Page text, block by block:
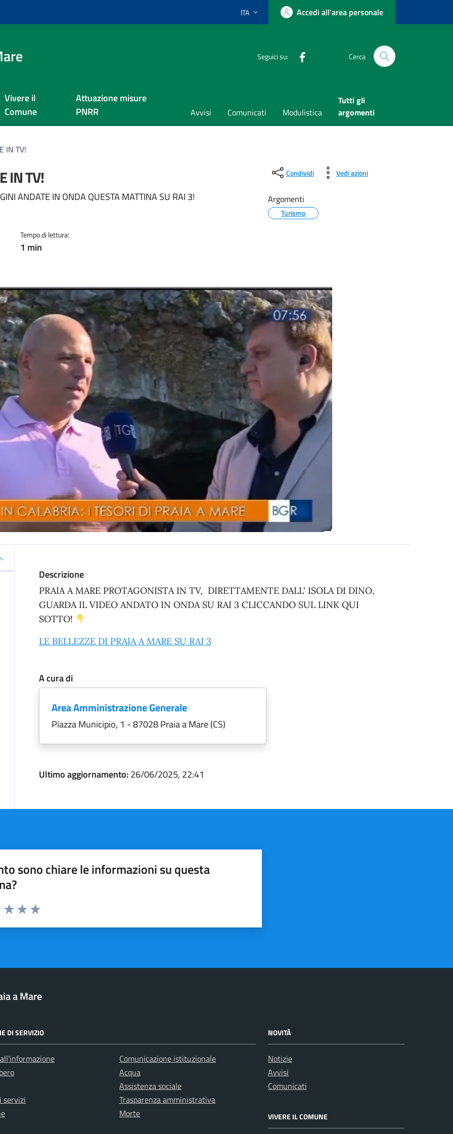
Lingua attiva:
ITA Accedi all'area personale
Seguici su: Cerca
Vivere il
Comune
Attuazione misure
PNRR
Avvisi Comunicati Modulistica
Tutti gli
argomenti
IN TV!
IN TV!
ANDATE IN ONDA QUESTA MATTINA SU RAI 3!
Tempo di lettura:
1 min
Condividi Vedi azioni
Argomenti
Turismo
Descrizione
PRAIA A MARE PROTAGONISTA IN TV, DIRETTAMENTE DALL' ISOLA DI DINO,
GUARDA IL VIDEO ANDATO IN ONDA SU RAI 3 CLICCANDO SUL LINK QUI
SOTTO!
LE BELLEZZE DI PRAIA A MARE SU RAI 3
A cura di
Area Amministrazione Generale
Piazza Municipio, 1 - 87028 Praia a Mare (CS)
Ultimo aggiornamento:26/06/2025, 22:41
sono chiare le informazioni su questa
a Mare
DI SERVIZIO
servizi
Comunicazione istituzionale
Acqua
Assistenza sociale
Trasparenza amministrativa
Morte
NOVITÀ
Notizie
Avvisi
Comunicati
VIVERE IL COMUNE